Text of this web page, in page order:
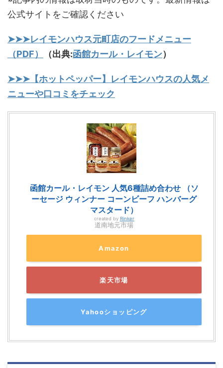
公式サイトをご確認ください
➤➤➤レイモンハウス元町店のフードメニュー
（PDF）
（出典:函館カール・レイモン）
➤➤➤【ホットペッパー】レイモンハウスの人気メ
ニューや口コミをチェック
函館カール・レイモン 人気6種詰め合わせ （ソ
ーセージ ウィンナー コーンビーフ ハンバーグ
マスタード）
created by Rinker
道南地元市場
Amazon
楽天市場
Yahooショッピング